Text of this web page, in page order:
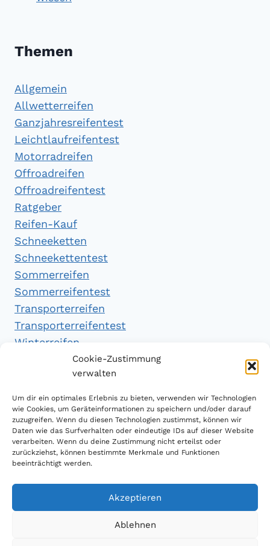
Cookie-Zustimmung
verwalten
Um dir ein optimales Erlebnis zu bieten, verwenden wir Technologien
wie Cookies, um Geräteinformationen zu speichern und/oder darauf
zuzugreifen. Wenn du diesen Technologien zustimmst, können wir
Daten wie das Surfverhalten oder eindeutige IDs auf dieser Website
verarbeiten. Wenn du deine Zustimmung nicht erteilst oder
zurückziehst, können bestimmte Merkmale und Funktionen
beeinträchtigt werden.
Akzeptieren
Ablehnen
Themen
Allgemein
Allwetterreifen
Ganzjahresreifentest
Leichtlaufreifentest
Motorradreifen
Offroadreifen
Offroadreifentest
Ratgeber
Reifen-Kauf
Schneeketten
Schneekettentest
Sommerreifen
Sommerreifentest
Transporterreifen
Transporterreifentest
Winterreifen
Winterreifentest
Empfehlungen
Handytarifvergleich
Luftsport Magazin